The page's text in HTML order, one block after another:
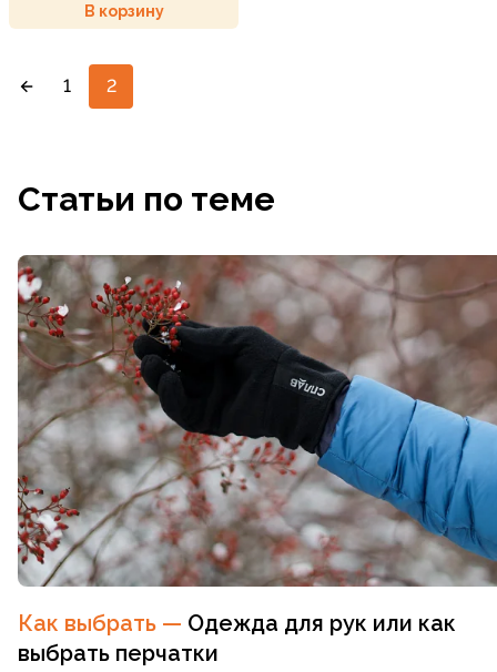
В корзину
1 2
Статьи по теме
Как выбрать — Одежда для рук или как
выбрать перчатки